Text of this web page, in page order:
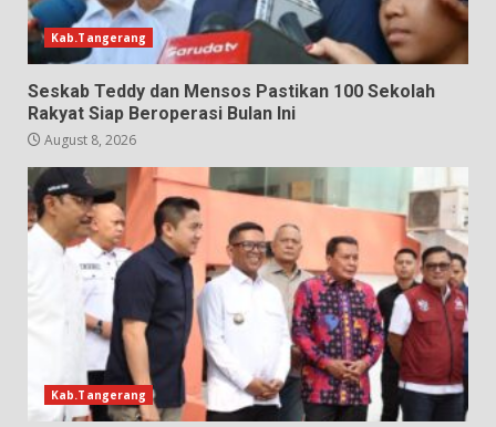
Kab.Tangerang
Seskab Teddy dan Mensos Pastikan 100 Sekolah
Rakyat Siap Beroperasi Bulan Ini
August 8, 2026
Kab.Tangerang